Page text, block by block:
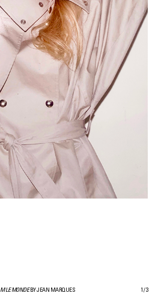
M LE MONDEBY JEAN MARQUES 1 /3